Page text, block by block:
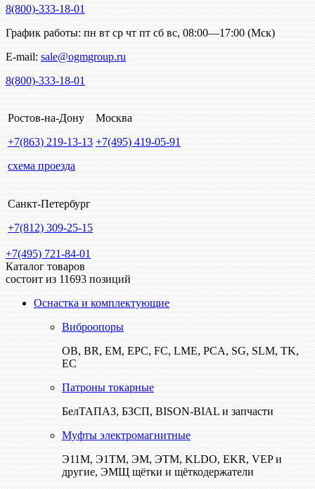
8(800)-333-18-01
График работы: пн вт ср чт пт сб вс, 08:00—17:00 (Мск)
E-mail: sale@ogmgroup.ru
8(800)-333-18-01
Ростов-на-Дону
+7(863) 219-13-13
схема проезда
Москва
+7(495) 419-05-91
Санкт-Петербург
+7(812) 309-25-15
+7(495) 721-84-01
Каталог товаров
состоит из 11693 позиций
Оснастка и комплектующие
Виброопоры
ОВ, BR, EM, EPC, FC, LME, PCA, SG, SLM, TK,
EC
Патроны токарные
БелТАПАЗ, БЗСП, BISON-BIAL и запчасти
Муфты электромагнитные
Э11М, Э1ТМ, ЭМ, ЭТМ, KLDO, EKR, VEP и
другие, ЭМЩ щётки и щёткодержатели